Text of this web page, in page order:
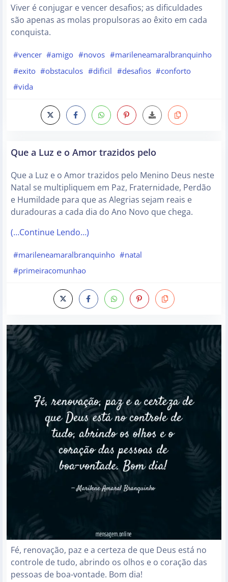
Viver é conjugar e vencer desafios; as dificuldades
são apenas as molas propulsoras ao êxito em cada
conquista.
#vencer #amigo #novos #marileneamaralbranquinho
#exito #obstaculos #dificil #desafios #conforto
#vida
Que a Luz e o Amor trazidos pelo
Que a Luz e o Amor trazidos pelo Menino Deus neste
Natal se multipliquem em Paz, Fraternidade, Perdão
e Humildade para que as Alegrias sejam reais e
duradouras a cada dia do Ano Novo que chega.
(…Continue Lendo…)
#marileneamaralbranquinho #natal
#primeiracomunhao
Fé, renovação, paz e a certeza de que Deus está no
controle de tudo, abrindo os olhos e o coração das
pessoas de boa-vontade. Bom dia!